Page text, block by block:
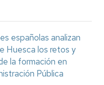
españolas analizan
Huesca los retos y
la formación en
Pública